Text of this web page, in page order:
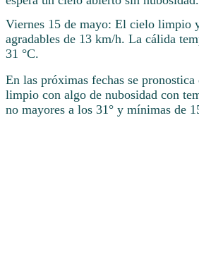
Viernes 15 de mayo: El cielo limpio
agradables de 13 km/h. La cálida
31 °C.
En las próximas fechas se
limpio con algo de nubosidad con
no mayores a los 31° y mínimas de